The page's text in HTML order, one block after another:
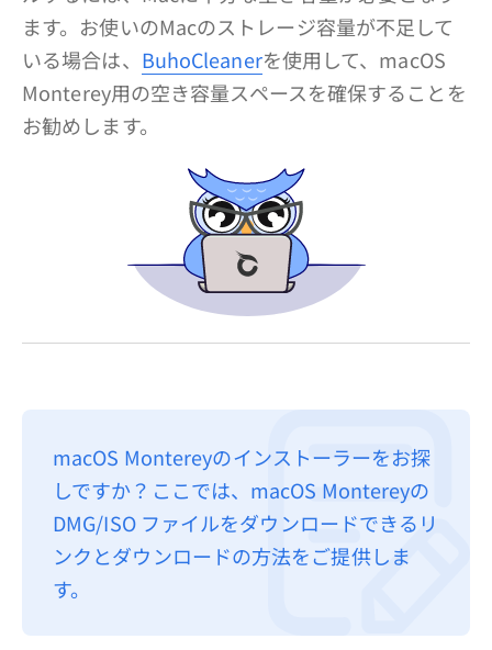
ます。お使いのMacのストレージ容量が不足して
いる場合は、 BuhoCleanerを使用して、macOS
Monterey用の空き容量スペースを確保することを
お勧めします。
macOS Montereyのインストーラーをお探
しですか？ここでは、macOS Montereyの
DMG/ISO ファイルをダウンロードできるリ
ンクとダウンロードの方法をご提供しま
す。